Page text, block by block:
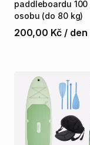
paddleboardu 100
osobu (do 80 kg)
200,00 Kč / den